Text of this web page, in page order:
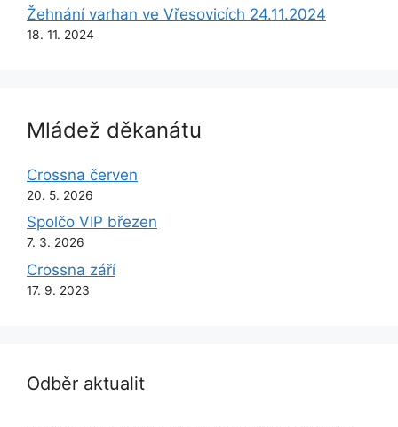
Žehnání varhan ve Vřesovicích 24.11.2024
18. 11. 2024
Mládež děkanátu
Crossna červen
20. 5. 2026
Spolčo VIP březen
7. 3. 2026
Crossna září
17. 9. 2023
Odběr aktualit